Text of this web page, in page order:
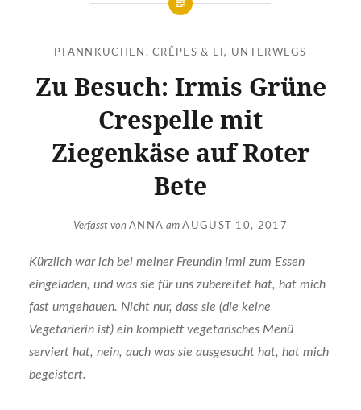
PFANNKUCHEN, CRÊPES & EI, UNTERWEGS
Zu Besuch: Irmis Grüne
Crespelle mit
Ziegenkäse auf Roter
Bete
Verfasst vonANNA am AUGUST 10, 2017
Kürzlich war ich bei meiner Freundin Irmi zum Essen
eingeladen, und was sie für uns zubereitet hat, hat mich
fast umgehauen. Nicht nur, dass sie (die keine
Vegetarierin ist) ein komplett vegetarisches Menü
serviert hat, nein, auch was sie ausgesucht hat, hat mich
begeistert.